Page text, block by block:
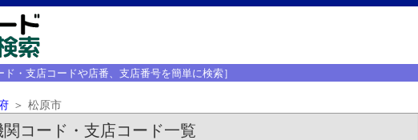
ド・支店コードや店番、支店番号を簡単に検索］
松原市
コード・支店コード一覧